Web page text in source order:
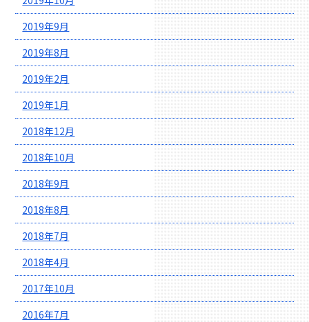
2019年9月
2019年8月
2019年2月
2019年1月
2018年12月
2018年10月
2018年9月
2018年8月
2018年7月
2018年4月
2017年10月
2016年7月